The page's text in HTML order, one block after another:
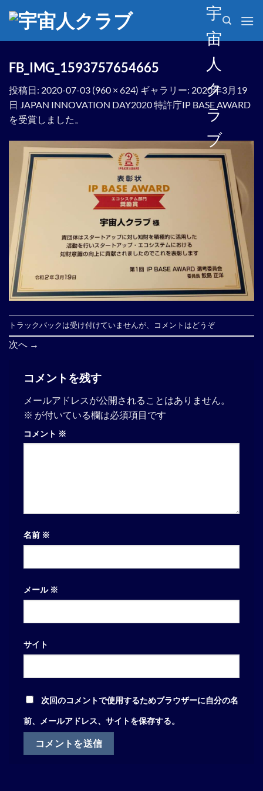
宇
宙
人
ク
ラ
ブ
FB_IMG_1593757654665
投稿日: 2020-07-03 (960 × 624) ギャラリー: 2020年3月19
日 JAPAN INNOVATION DAY2020 特許庁IP BASE AWARD
を受賞しました。
トラックバックは受け付けていませんが、 コメントはどうぞ
次へ →
コメントを残す
メールアドレスが公開されることはありません。
※ が付いている欄は必須項目です
コメント ※
名前 ※
メール ※
サイト
次回のコメントで使用するためブラウザーに自分の名
前、メールアドレス、サイトを保存する。